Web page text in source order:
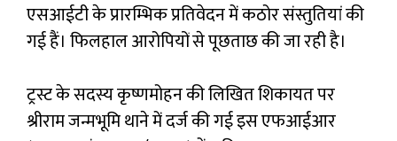
एसआईटी के प्रारम्भिक प्रतिवेदन में कठोर संस्तुतियां की
गई हैं। फिलहाल आरोपियों से पूछताछ की जा रही है।
ट्रस्ट के सदस्य कृष्णमोहन की लिखित शिकायत पर
श्रीराम जन्मभूमि थाने में दर्ज की गई इस एफआईआर